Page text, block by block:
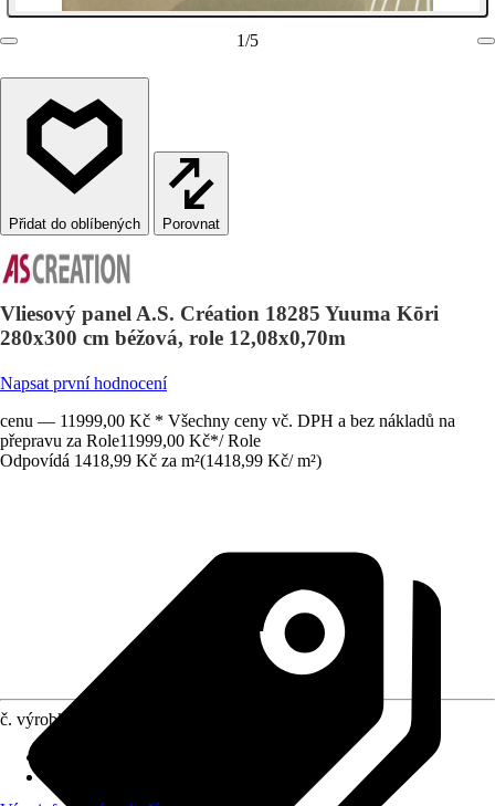
1/5
Porovnat
Vliesový panel A.S. Création 18285 Yuuma Kōri
280x300 cm béžová, role 12,08x0,70m
Napsat první hodnocení
cenu — 11999,00 Kč * Všechny ceny vč. DPH a bez nákladů na
přepravu za Role11999,00 Kč*/ Role
Odpovídá 1418,99 Kč za m²(1418,99 Kč/ m²)
č. výrobku